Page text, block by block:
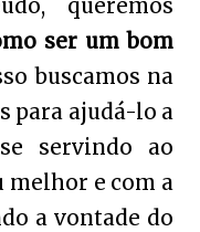
queremos
ser um bom
buscamos na
para ajudá-lo a
servindo ao
melhor e com a
a vontade do